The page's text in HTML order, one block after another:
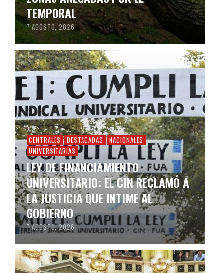
TEMPORAL
7 AGOSTO, 2026
CENTRALES DESTACADAS
NACIONALES
UNIVERSITARIAS
LEY DE FINANCIAMIENTO
UNIVERSITARIO: EL CIN RECLAMÓ A
LA JUSTICIA QUE INTIME AL
GOBIERNO
7 AGOSTO, 2026